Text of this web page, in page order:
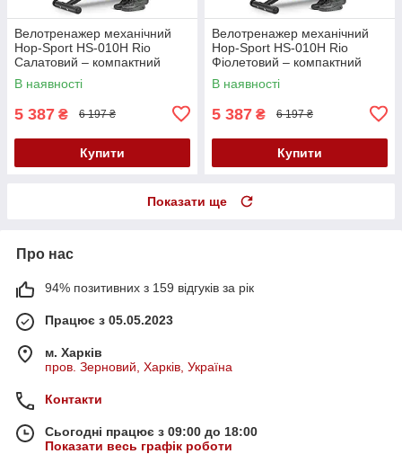
Велотренажер механічний
Hop-Sport HS-010H Rio
Салатовий – компактний
кардіотренажер до 120 кг
В наявності
5 387 ₴ 6 197 ₴
Купити
Велотренажер механічний
Hop-Sport HS-010H Rio
Фіолетовий – компактний
кардіотренажер до 120 кг
В наявності
5 387 ₴ 6 197 ₴
Купити
Показати ще
Про нас
94% позитивних з 159 відгуків за рік
Працює з 05.05.2023
м. Харків
пров. Зерновий, Харків, Україна
Контакти
Сьогодні працює з 09:00 до 18:00
Показати весь графік роботи